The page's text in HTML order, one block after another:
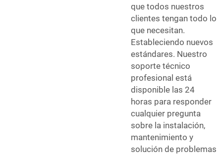
que todos nuestros
clientes tengan todo lo
que necesitan.
Estableciendo nuevos
estándares. Nuestro
soporte técnico
profesional está
disponible las 24
horas para responder
cualquier pregunta
sobre la instalación,
mantenimiento y
solución de problemas